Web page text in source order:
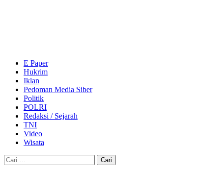
E Paper
Hukrim
Iklan
Pedoman Media Siber
Politik
POLRI
Redaksi / Sejarah
TNI
Video
Wisata
Cari
untuk: